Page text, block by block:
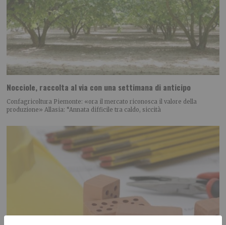
Nocciole, raccolta al via con una settimana di anticipo
Confagricoltura Piemonte: «ora il mercato riconosca il valore della
produzione» Allasia: “Annata difficile tra caldo, siccità